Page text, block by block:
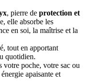
, pierre de protection et
elle absorbe les
en soi, la maîtrise et la
tout en apportant
quotidien.
votre poche, votre sac ou
apaisante et